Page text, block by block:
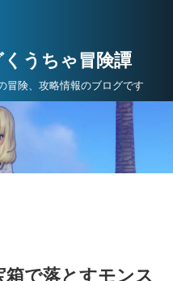
うちゃ冒険譚
冒険、攻略情報のブログです
で落とすモンス